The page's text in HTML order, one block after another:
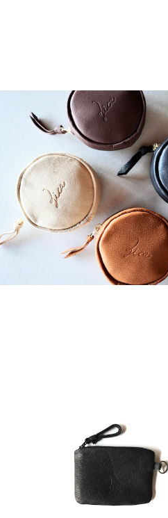
鹿革 丸ポーチ
¥8,800
熊革フラットポーチ S
¥8,800